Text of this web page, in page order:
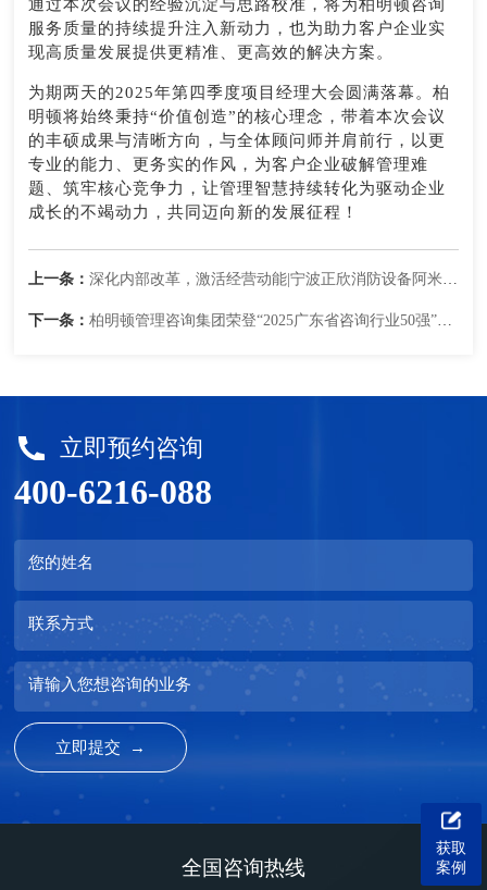
通过本次会议的经验沉淀与思路校准，将为柏明顿咨询
服务质量的持续提升注入新动力，也为助力客户企业实
现高质量发展提供更精准、更高效的解决方案。
为期两天的2025年第四季度项目经理大会圆满落幕。柏
明顿将始终秉持“价值创造”的核心理念，带着本次会议
的丰硕成果与清晰方向，与全体顾问师并肩前行，以更
专业的能力、更务实的作风，为客户企业破解管理难
题、筑牢核心竞争力，让管理智慧持续转化为驱动企业
成长的不竭动力，共同迈向新的发展征程！
上一条：深化内部改革，激活经营动能|宁波正欣消防设备阿米巴咨询项目启动会顺利召开
下一条：柏明顿管理咨询集团荣登“2025广东省咨询行业50强”榜单
立即预约咨询
400-6216-088
您的姓名
联系方式
请输入您想咨询的业务
全国咨询热线
获取
案例